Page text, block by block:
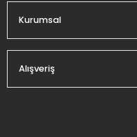
Kurumsal
Alışveriş